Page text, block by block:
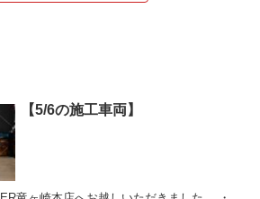
【5/6の施工車両】